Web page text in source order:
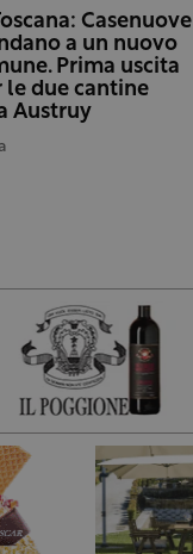
Casenuove
a un nuovo
Prima uscita
le due cantine
Austruy